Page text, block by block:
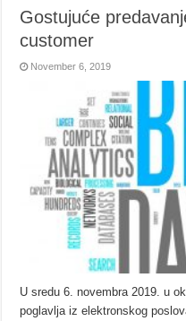
Gostujuće
customer
November 6, 2019
U sredu 6. novembra 2019. u
poglavlja iz elektronskog